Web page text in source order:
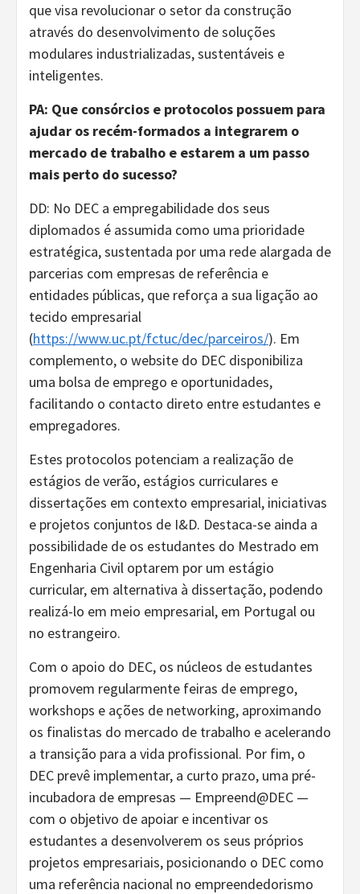
que visa revolucionar o setor da construção
através do desenvolvimento de soluções
modulares industrializadas, sustentáveis e
inteligentes.
PA: Que consórcios e protocolos possuem para
ajudar os recém-formados a integrarem o
mercado de trabalho e estarem a um passo
mais perto do sucesso?
DD: No DEC a empregabilidade dos seus
diplomados é assumida como uma prioridade
estratégica, sustentada por uma rede alargada de
parcerias com empresas de referência e
entidades públicas, que reforça a sua ligação ao
tecido empresarial
(https://www.uc.pt/fctuc/dec/parceiros/). Em
complemento, o website do DEC disponibiliza
uma bolsa de emprego e oportunidades,
facilitando o contacto direto entre estudantes e
empregadores.
Estes protocolos potenciam a realização de
estágios de verão, estágios curriculares e
dissertações em contexto empresarial, iniciativas
e projetos conjuntos de I&D. Destaca-se ainda a
possibilidade de os estudantes do Mestrado em
Engenharia Civil optarem por um estágio
curricular, em alternativa à dissertação, podendo
realizá-lo em meio empresarial, em Portugal ou
no estrangeiro.
Com o apoio do DEC, os núcleos de estudantes
promovem regularmente feiras de emprego,
workshops e ações de networking, aproximando
os finalistas do mercado de trabalho e acelerando
a transição para a vida profissional. Por fim, o
DEC prevê implementar, a curto prazo, uma pré-
incubadora de empresas — Empreend@DEC —
com o objetivo de apoiar e incentivar os
estudantes a desenvolverem os seus próprios
projetos empresariais, posicionando o DEC como
uma referência nacional no empreendedorismo